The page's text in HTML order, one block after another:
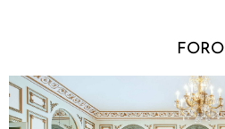
FORO